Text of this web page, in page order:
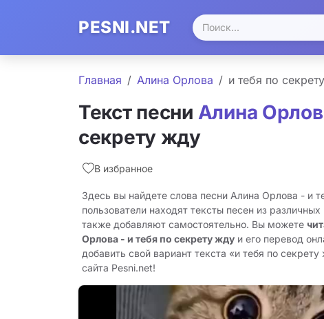
PESNI.NET
Главная Алина Орлова и тебя по
Текст песни Алина
секрету жду
В избранное
Здесь вы найдете слова песни Алина Орлова - и
пользователи находят тексты песен из
также добавляют самостоятельно. Вы можете
Орлова - и тебя по секрету жду и его перевод
добавить свой вариант текста «и тебя по
сайта Pesni.net!